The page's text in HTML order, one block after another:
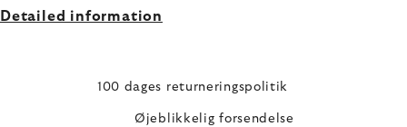
Detailed information
100 dages returneringspolitik
Øjeblikkelig forsendelse